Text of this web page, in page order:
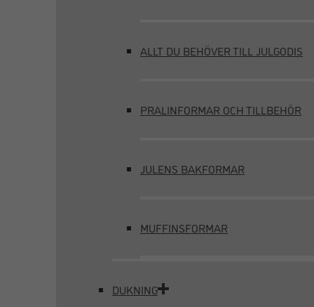
ALLT DU BEHÖVER TILL JULGODIS
PRALINFORMAR OCH TILLBEHÖR
JULENS BAKFORMAR
MUFFINSFORMAR
DUKNING